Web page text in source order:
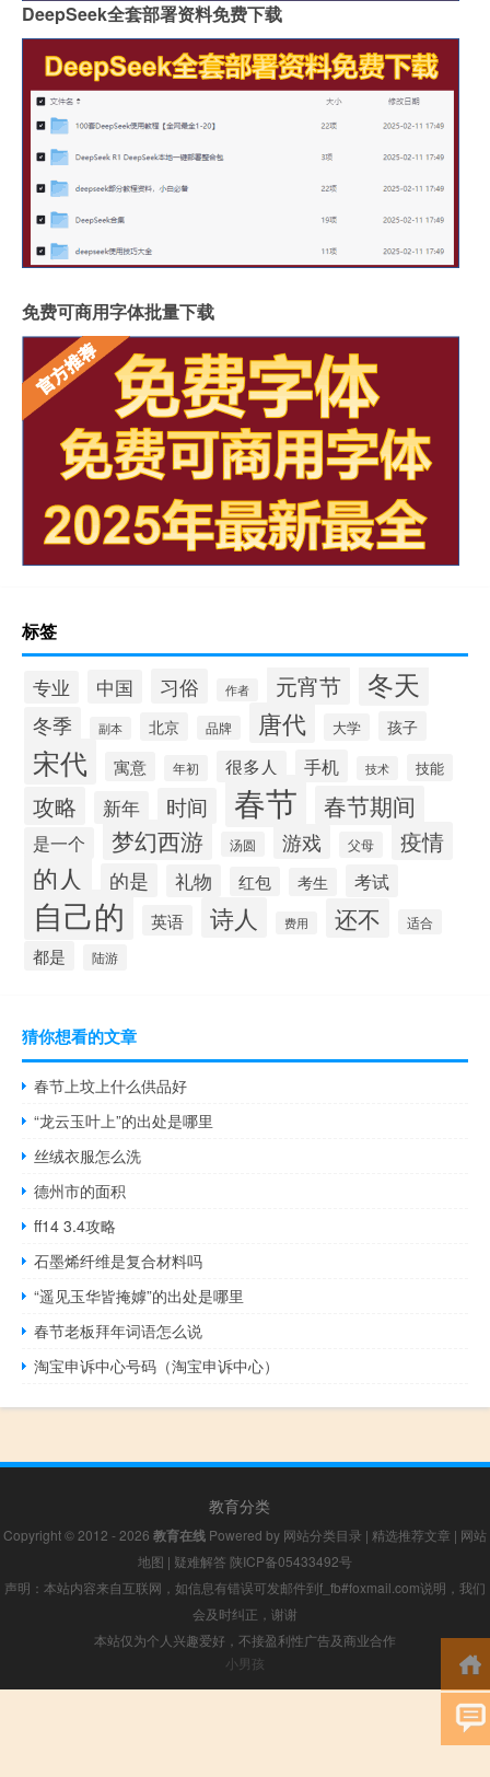
DeepSeek全套部署资料免费下载
免费可商用字体批量下载
标签
专业 中国 习俗 作者 元宵节 冬天
冬季 副本 北京 品牌 唐代 大学 孩子
宋代 寓意 年初 很多人 手机 技术 技能
攻略 新年 时间 春节 春节期间
是一个 梦幻西游 汤圆 游戏 父母 疫情
的人 的是 礼物 红包 考生 考试
自己的 英语 诗人 费用 还不 适合
都是 陆游
猜你想看的文章
春节上坟上什么供品好
“龙云玉叶上”的出处是哪里
丝绒衣服怎么洗
德州市的面积
ff14 3.4攻略
石墨烯纤维是复合材料吗
“遥见玉华皆掩嫭”的出处是哪里
春节老板拜年词语怎么说
淘宝申诉中心号码（淘宝申诉中心）
教育分类
Copyright © 2012 - 2026 教育在线 Powered by 网站分类目录 | 精选推荐文章 | 网站
地图 | 疑难解答 陕ICP备05433492号
声明：本站内容来自互联网，如信息有错误可发邮件到f_fb#foxmail.com说明，我们
会及时纠正，谢谢
本站仅为个人兴趣爱好，不接盈利性广告及商业合作
小男孩